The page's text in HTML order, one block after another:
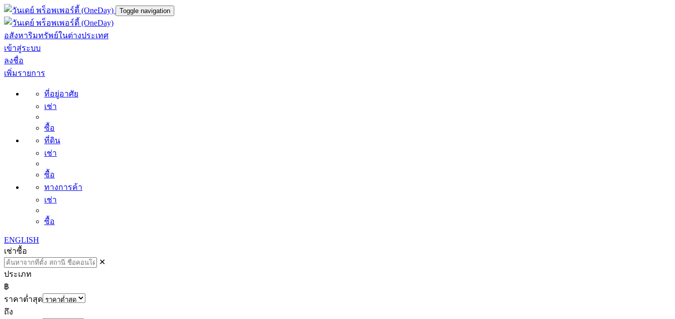
Toggle navigation
อสังหาริมทรัพย์ในต่างประเทศ
เข้าสู่ระบบ
ลงชื่อ
เพิ่มรายการ
ที่อยู่อาศัย
เช่า
ซื้อ
ที่ดิน
เช่า
ซื้อ
ทางการค้า
เช่า
ซื้อ
ENGLISH
เช่าซื้อ
✕
ประเภท
฿
ราคาต่ำสุด
ถึง